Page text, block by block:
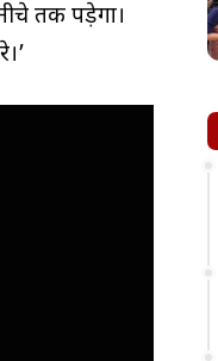
तक पड़ेगा।